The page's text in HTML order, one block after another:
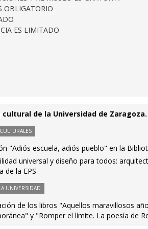
OBLIGATORIO
ES LIMITADO
cultural de la Universidad de
"Adiós escuela, adiós pueblo" en la
universal y diseño para todos:
de la EPS
UNIVERSIDAD
de los libros "Aquellos maravillosos
y "Romper el límite. La poesía de